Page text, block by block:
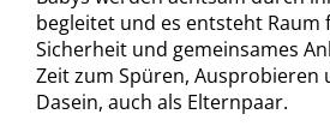
begleitet und es entsteht Raum
Sicherheit und gemeinsames
Zeit zum Spüren,
Dasein, auch als Elternpaar.